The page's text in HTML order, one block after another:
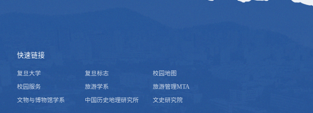
快速链接
复旦大学 复旦标志
校园地图
校园服务
旅游学系
旅游管理MTA
文物与博物馆学系
中国历史地理研究所 文史研究院